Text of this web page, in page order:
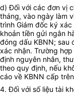
d) Đối với các đơn vị
tháng, vào ngày làm
trình Giám đốc ký xác
khoản tiền gửi ngân
đóng dấu KBNN; sau
xác nhận. Trường
định nguyên nhân,
theo quy định, nếu
cáo về KBNN cấp
4. Đối với số liệu tài